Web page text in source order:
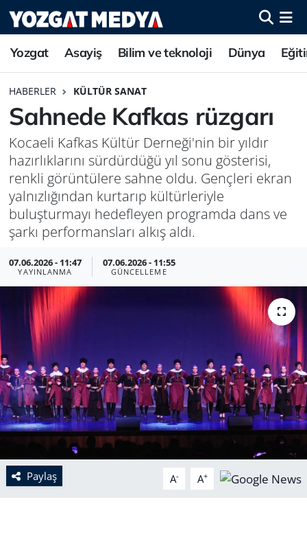
Yozgat Asayiş Bilim ve teknoloji Dünya
HABERLER KÜLTÜR SANAT
Sahnede Kafkas rüzgarı
Kocaeli Kafkas Kültür Derneği'nin bir yıldır
hazırlıklarını sürdürdüğü yıl sonu gösterisi,
renkli görüntülere sahne oldu. Gençleri ekran
yalnızlığından kurtarıp kültürleriyle
buluşturmayı hedefleyen programda dans ve
şarkı performansları alkış aldı.
07.06.2026 - 11:47
YAYINLANMA
07.06.2026 - 11:55
GÜNCELLEME
Paylaş A- A+